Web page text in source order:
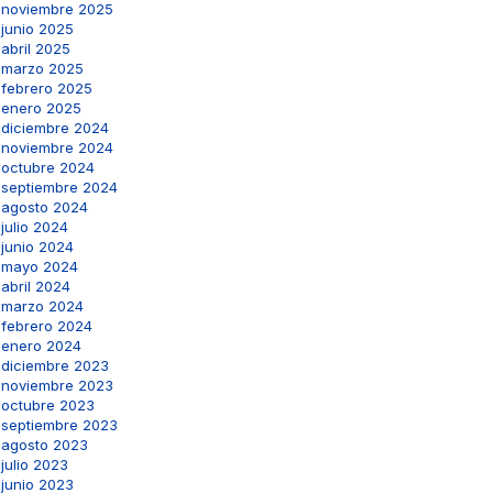
noviembre 2025
junio 2025
abril 2025
marzo 2025
febrero 2025
enero 2025
diciembre 2024
noviembre 2024
octubre 2024
septiembre 2024
agosto 2024
julio 2024
junio 2024
mayo 2024
abril 2024
marzo 2024
febrero 2024
enero 2024
diciembre 2023
noviembre 2023
octubre 2023
septiembre 2023
agosto 2023
julio 2023
junio 2023